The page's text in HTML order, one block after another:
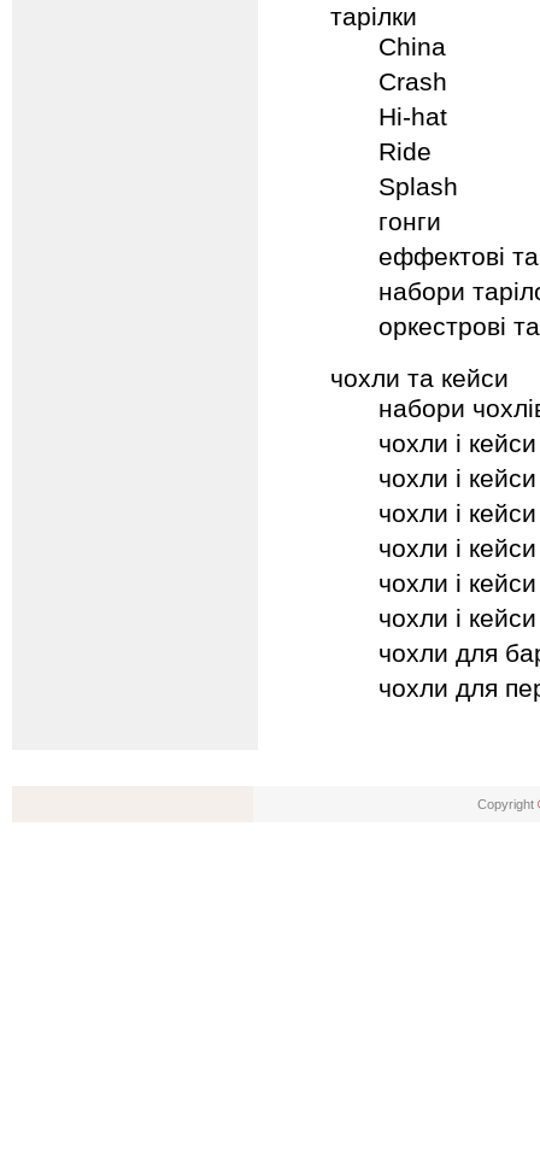
тарілки
China
Crash
Hi-hat
Ride
Splash
гонги
еффектові
набори
оркестрові
чохли та кейси
набори
чохли і
чохли і
чохли і
чохли і
чохли і
чохли і
чохли для
чохли для
Copyright